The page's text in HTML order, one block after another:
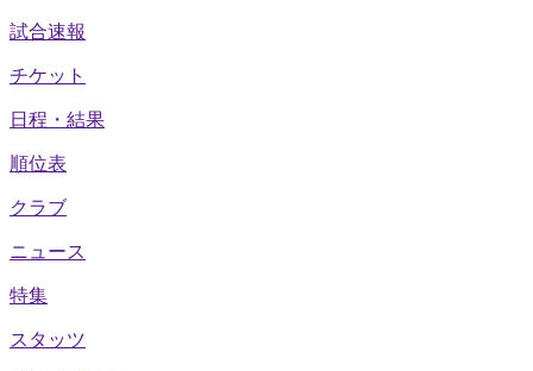
試合速報
チケット
日程・結果
順位表
クラブ
ニュース
特集
スタッツ